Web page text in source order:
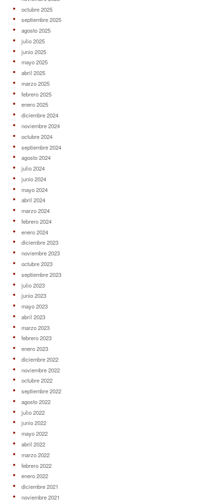
octubre 2025
septiembre 2025
agosto 2025
julio 2025
junio 2025
mayo 2025
abril 2025
marzo 2025
febrero 2025
enero 2025
diciembre 2024
noviembre 2024
octubre 2024
septiembre 2024
agosto 2024
julio 2024
junio 2024
mayo 2024
abril 2024
marzo 2024
febrero 2024
enero 2024
diciembre 2023
noviembre 2023
octubre 2023
septiembre 2023
julio 2023
junio 2023
mayo 2023
abril 2023
marzo 2023
febrero 2023
enero 2023
diciembre 2022
noviembre 2022
octubre 2022
septiembre 2022
agosto 2022
julio 2022
junio 2022
mayo 2022
abril 2022
marzo 2022
febrero 2022
enero 2022
diciembre 2021
noviembre 2021